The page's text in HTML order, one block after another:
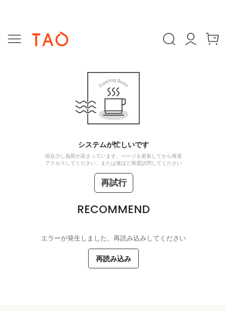
システムが忙しいです
現在少し負荷が高まっています。ページを更新してから再度
アクセスしてください、または後ほど再度訪問してください
再試行
RECOMMEND
エラーが発生しました。再読み込みしてください
再読み込み